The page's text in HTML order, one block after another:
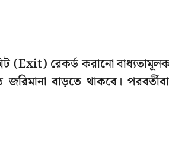
(Exit) রেকর্ড করানো
বাড়তে থাকবে।